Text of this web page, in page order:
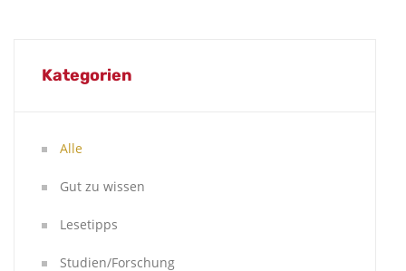
Kategorien
Alle
Gut zu wissen
Lesetipps
Studien/Forschung